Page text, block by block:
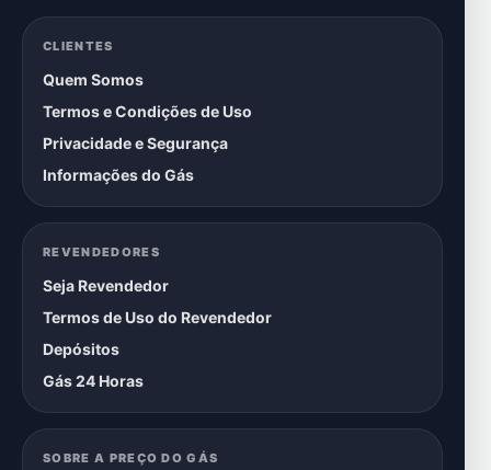
CLIENTES
Quem Somos
Termos e Condições de Uso
Privacidade e Segurança
Informações do Gás
REVENDEDORES
Seja Revendedor
Termos de Uso do Revendedor
Depósitos
Gás 24 Horas
SOBRE A PREÇO DO GÁS